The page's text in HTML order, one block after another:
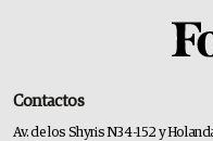
Contactos
Av. de los Shyris N34-152 y